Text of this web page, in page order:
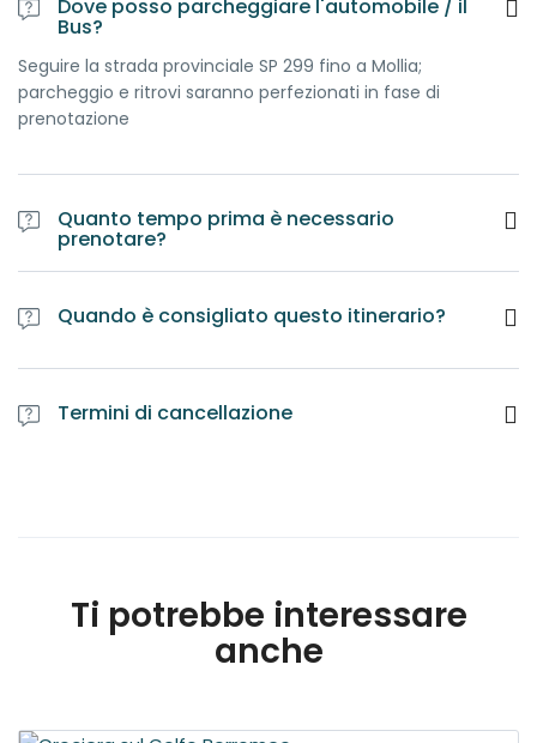
Dove posso parcheggiare l'automobile / il
Bus?
Seguire la strada provinciale SP 299 fino a Mollia;
parcheggio e ritrovi saranno perfezionati in fase di
prenotazione
Quanto tempo prima è necessario
prenotare?
E' obbligatorio prenotare l'itinerario almeno una settimana
prima della data fissata. E' comunque preferibile
contattare le Guide per accertarsi della disponibilità di
Quando è consigliato questo itinerario?
La visita gastronomica con degustazione dei formaggi
valsesiani si può fare tutto l'anno
Termini di cancellazione
Ti potrebbe interessare
anche